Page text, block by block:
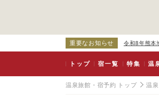
重要なお知らせ 令和8年熊本
トップ 宿一覧 特集 温
温泉旅館・宿予約 トップ 温